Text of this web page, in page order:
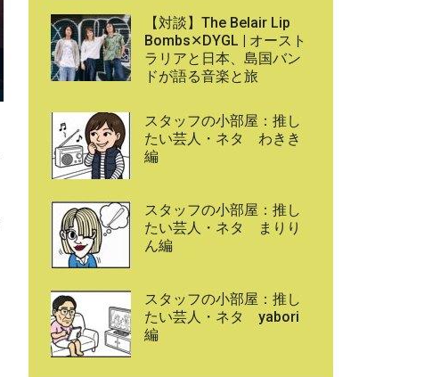
【対談】The Belair Lip
Bombs✕DYGL | オースト
ラリアと日本、島国バン
ドが語る音楽と旅
スタッフの小部屋：推し
たい芸人・ネタ わきき
編
スタッフの小部屋：推し
たい芸人・ネタ まりり
ん編
スタッフの小部屋：推し
たい芸人・ネタ yabori
編